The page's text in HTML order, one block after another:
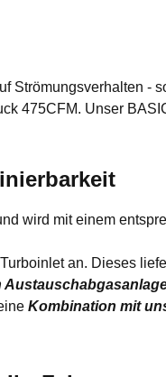
Strömungsverhalten -
475CFM. Unser
wird mit einem
an. Dieses
Kombination mit